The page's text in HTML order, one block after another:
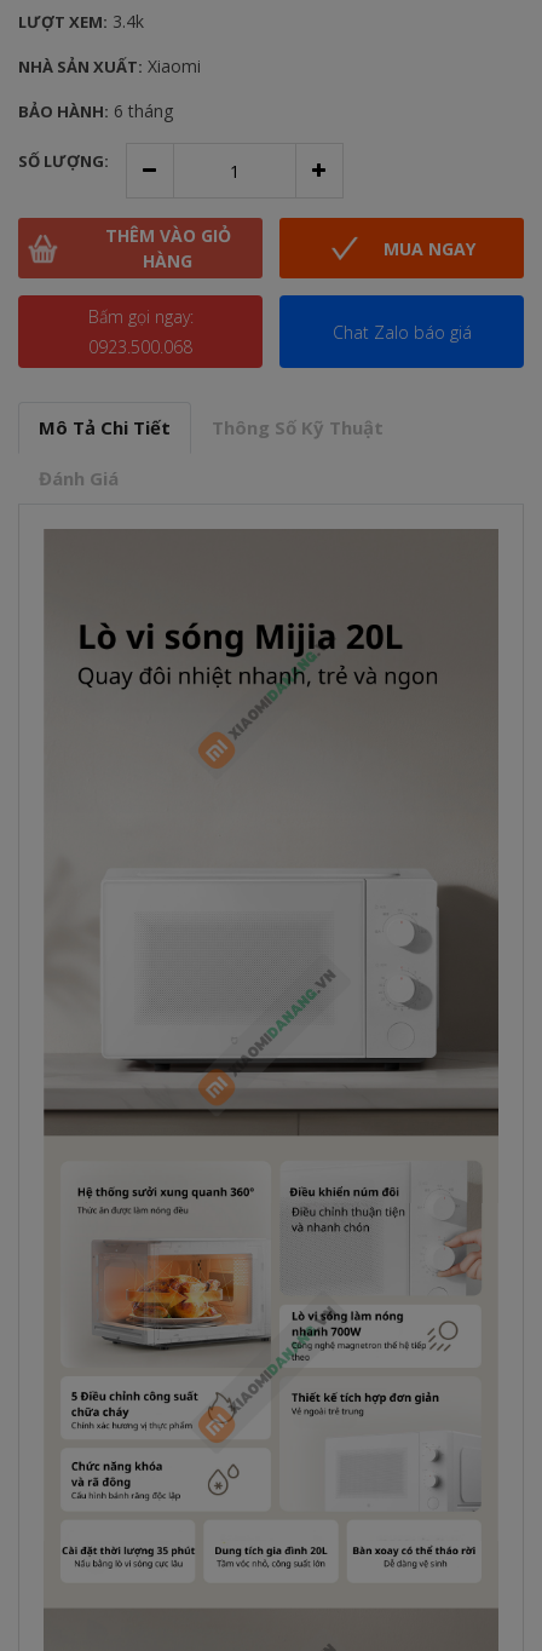
LƯỢT XEM: 3.4k
NHÀ SẢN XUẤT: Xiaomi
BẢO HÀNH: 6 tháng
SỐ LƯỢNG:
THÊM VÀO GIỎ
HÀNG
MUA NGAY
Bấm gọi ngay:
0923.500.068
Chat Zalo báo giá
Mô Tả Chi Tiết Thông Số Kỹ Thuật
Đánh Giá